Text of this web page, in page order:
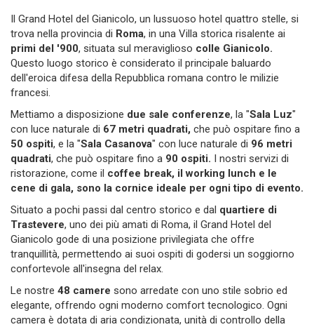
Il Grand Hotel del Gianicolo, un lussuoso hotel quattro stelle, si
trova nella provincia di Roma, in una Villa storica risalente ai
primi del '900, situata sul meraviglioso colle Gianicolo.
Questo luogo storico è considerato il principale baluardo
dell'eroica difesa della Repubblica romana contro le milizie
francesi.
Mettiamo a disposizione due sale conferenze, la "Sala Luz"
con luce naturale di 67 metri quadrati, che può ospitare fino a
50 ospiti, e la "Sala Casanova" con luce naturale di 96 metri
quadrati, che può ospitare fino a 90 ospiti. I nostri servizi di
ristorazione, come il coffee break, il working lunch e le
cene di gala, sono la cornice ideale per ogni tipo di evento.
Situato a pochi passi dal centro storico e dal quartiere di
Trastevere, uno dei più amati di Roma, il Grand Hotel del
Gianicolo gode di una posizione privilegiata che offre
tranquillità, permettendo ai suoi ospiti di godersi un soggiorno
confortevole all'insegna del relax.
Le nostre 48 camere sono arredate con uno stile sobrio ed
elegante, offrendo ogni moderno comfort tecnologico. Ogni
camera è dotata di aria condizionata, unità di controllo della